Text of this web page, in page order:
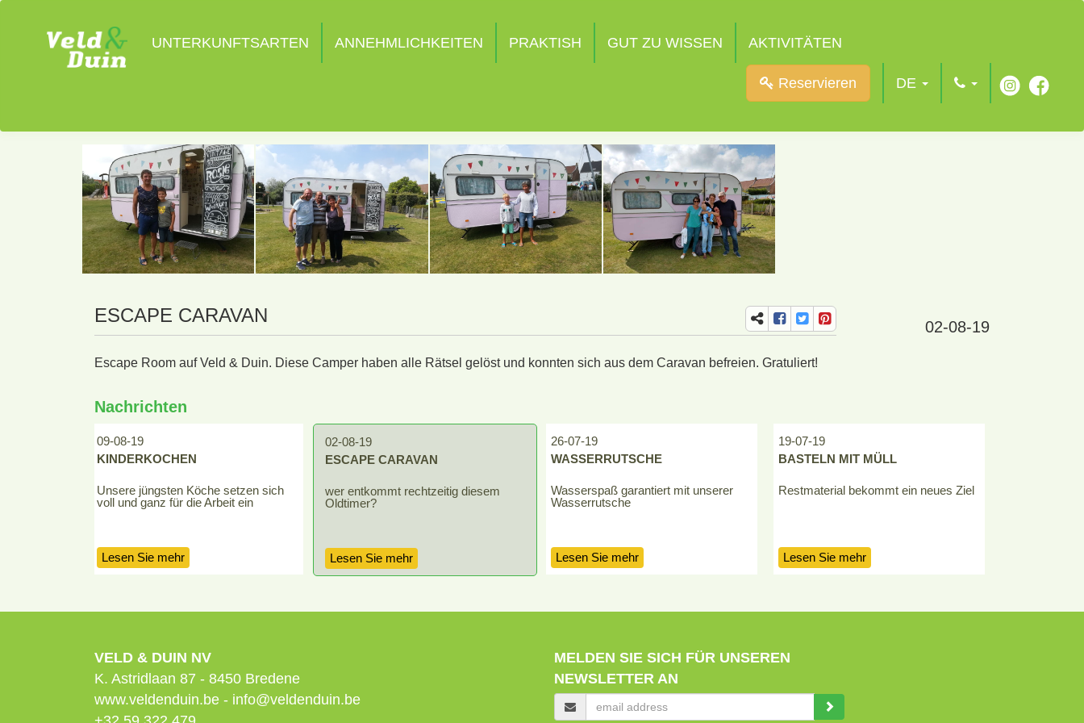
UNTERKUNFTSARTEN ANNEHMLICHKEITEN PRAKTISH GUT ZU WISSEN AKTIVITÄTEN
Reservieren DE
ESCAPE CARAVAN
02-08-19
Escape Room auf Veld & Duin. Diese Camper haben alle Rätsel gelöst und konnten sich aus dem Caravan befreien. Gratuliert!
Nachrichten
09-08-19
KINDERKOCHEN
Unsere jüngsten Köche setzen sich
voll und ganz für die Arbeit ein
Lesen Sie mehr
02-08-19
ESCAPE CARAVAN
wer entkommt rechtzeitig diesem
Oldtimer?
Lesen Sie mehr
26-07-19
WASSERRUTSCHE
Wasserspaß garantiert mit unserer
Wasserrutsche
Lesen Sie mehr
19-07-19
BASTELN MIT MÜLL
Restmaterial bekommt ein neues Ziel
Lesen Sie mehr
VELD & DUIN NV
K. Astridlaan 87 - 8450 Bredene
www.veldenduin.be - info@veldenduin.be
MELDEN SIE SICH FÜR UNSEREN
NEWSLETTER AN